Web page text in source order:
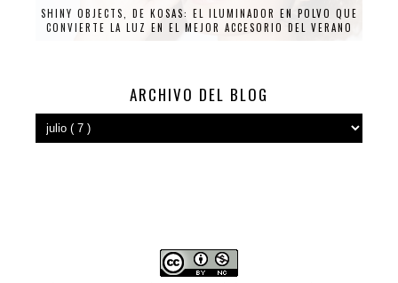
SHINY OBJECTS, DE KOSAS: EL ILUMINADOR EN POLVO QUE
CONVIERTE LA LUZ EN EL MEJOR ACCESORIO DEL VERANO
ARCHIVO DEL BLOG